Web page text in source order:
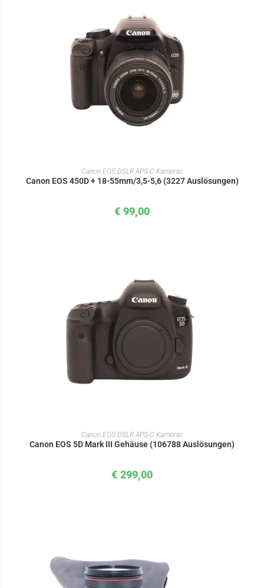
IN DEN WARENKORB
Canon EOS DSLR APS-C Kameras
Canon EOS 450D + 18-55mm/3,5-5,6 (3227 Auslösungen)
€ 99,00
IN DEN WARENKORB
Canon EOS DSLR APS-C Kameras
Canon EOS 5D Mark III Gehäuse (106788 Auslösungen)
€ 299,00